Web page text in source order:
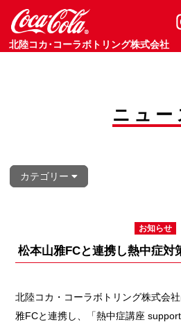
北陸コカ･コーラボトリング株式会社
お知らせ Information
ニュー
カテゴリー
お知らせ
松本山雅FCと連携し熱中症対
北陸コカ・コーラボトリング株式会
雅FCと連携し、「熱中症講座